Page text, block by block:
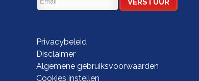
Privacybeleid
Disclaimer
Algemene gebruiksvoorwaarden
Cookies instellen